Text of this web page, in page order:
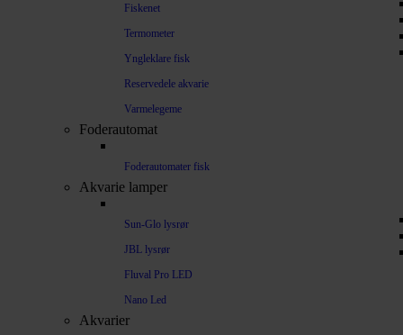
Fiskenet
Termometer
Yngleklare fisk
Reservedele akvarie
Varmelegeme
Foderautomat
Foderautomater fisk
Akvarie lamper
Sun-Glo lysrør
JBL lysrør
Fluval Pro LED
Nano Led
Akvarier